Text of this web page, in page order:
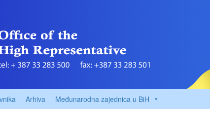
Arhiva Međunarodna zajednica u BiH